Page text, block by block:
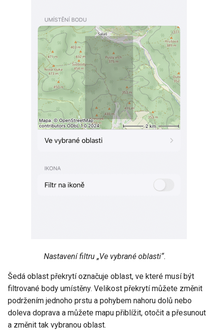
Nastavení filtru „Ve vybrané oblasti“.
Šedá oblast překrytí označuje oblast, ve které musí být
filtrované body umístěny. Velikost překrytí můžete změnit
podržením jednoho prstu a pohybem nahoru dolů nebo
doleva doprava a můžete mapu přiblížit, otočit a přesunout
a změnit tak vybranou oblast.